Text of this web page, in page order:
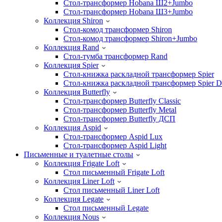
Стол-трансформер Hobana Ш2+Jumbo
Стол-трансформер Hobana Ш3+Jumbo
Коллекция Shiron
Стол-комод трансформер Shiron
Стол-комод трансформер Shiron+Jumbo
Коллекция Rand
Стол-тумба трансформер Rand
Коллекция Spier
Стол-книжка раскладной трансформер Spier
Стол-книжка раскладной трансформер Spier
Коллекция Butterfly
Стол-трансформер Butterfly Classic
Стол-трансформер Butterfly Metal
Стол-трансформер Butterfly ДСП
Коллекция Aspid
Стол-трансформер Aspid Lux
Стол-трансформер Aspid Light
Письменные и туалетные столы
Коллекция Frigate Loft
Стол письменный Frigate Loft
Коллекция Liner Loft
Стол письменный Liner Loft
Коллекция Legate
Стол письменный Legate
Коллекция Nous